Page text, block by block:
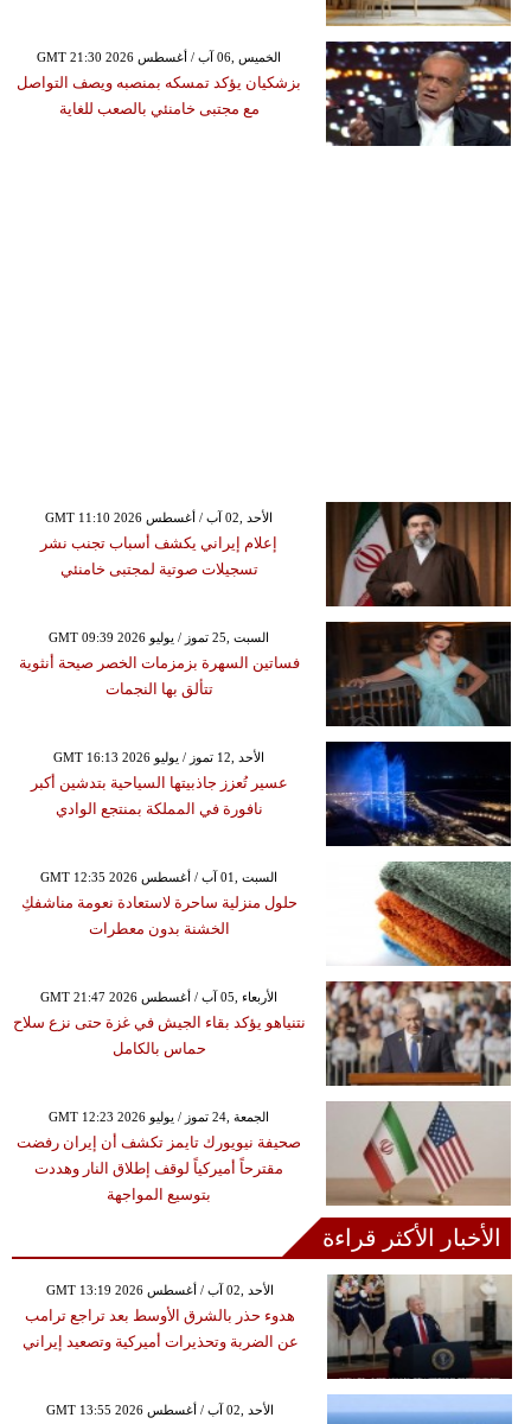
GMT 21:30 2026 الخميس ,06 آب / أغسطس
بزشكيان يؤكد تمسكه بمنصبه ويصف التواصل
مع مجتبى خامنئي بالصعب للغاية
GMT 11:10 2026 الأحد ,02 آب / أغسطس
إعلام إيراني يكشف أسباب تجنب نشر
تسجيلات صوتية لمجتبى خامنئي
GMT 09:39 2026 السبت ,25 تموز / يوليو
فساتين السهرة بزمزمات الخصر صيحة أنثوية
تتألق بها النجمات
GMT 16:13 2026 الأحد ,12 تموز / يوليو
عسير تُعزز جاذبيتها السياحية بتدشين أكبر
نافورة في المملكة بمنتجع الوادي
GMT 12:35 2026 السبت ,01 آب / أغسطس
حلول منزلية ساحرة لاستعادة نعومة مناشفكِ
الخشنة بدون معطرات
GMT 21:47 2026 الأربعاء ,05 آب / أغسطس
نتنياهو يؤكد بقاء الجيش في غزة حتى نزع سلاح
حماس بالكامل
GMT 12:23 2026 الجمعة ,24 تموز / يوليو
صحيفة نيويورك تايمز تكشف أن إيران رفضت
مقترحاً أميركياً لوقف إطلاق النار وهددت
بتوسيع المواجهة
الأخبار الأكثر قراءة
GMT 13:19 2026 الأحد ,02 آب / أغسطس
هدوء حذر بالشرق الأوسط بعد تراجع ترامب
عن الضربة وتحذيرات أميركية وتصعيد إيراني
GMT 13:55 2026 الأحد ,02 آب / أغسطس